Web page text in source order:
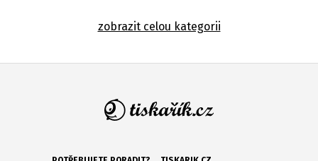
zobrazit celou kategorii